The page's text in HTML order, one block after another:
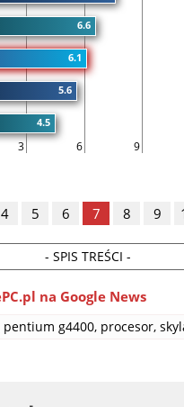
3 6 9
6.6
6.1
5.6
4.5
4 5 6 7 8 9
- SPIS TREŚCI -
na Google News
pentium g4400, procesor,